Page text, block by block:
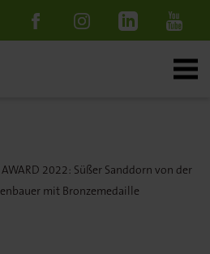
AWARD 2022: Süßer Sanddorn von der
mit Bronzemedaille